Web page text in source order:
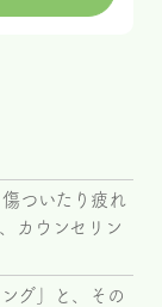
ついたり疲れ
カウンセリン
グ」と、その